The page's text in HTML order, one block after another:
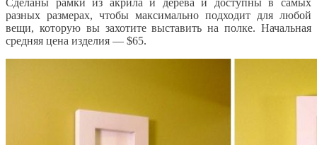
Сделаны рамки из акрила и дерева и доступны в самых
разных размерах, чтобы максимально подходит для любой
вещи, которую вы захотите выставить на полке. Начальная
средняя цена изделия — $65.